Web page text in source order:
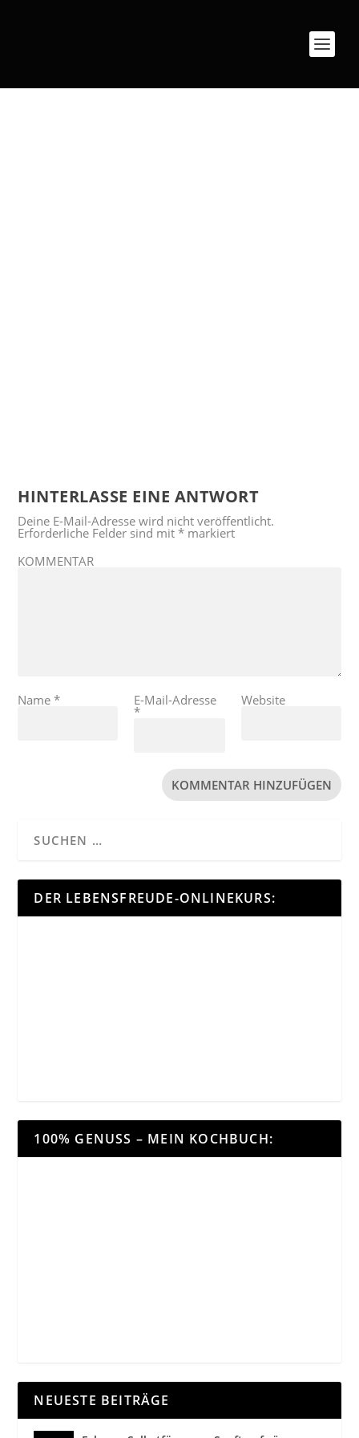
HINTERLASSE EINE ANTWORT
Deine E-Mail-Adresse wird nicht veröffentlicht.
Erforderliche Felder sind mit* markiert
KOMMENTAR
Name* E-Mail-Adresse
*
Website
DER LEBENSFREUDE-ONLINEKURS:
100% GENUSS – MEIN KOCHBUCH:
NEUESTE BEITRÄGE